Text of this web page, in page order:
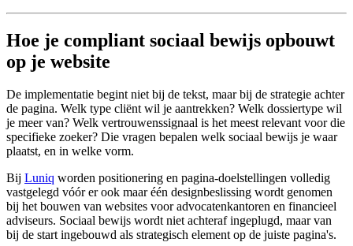
Hoe je compliant sociaal bewijs opbouwt
op je website
De implementatie begint niet bij de tekst, maar bij de strategie achter
de pagina. Welk type cliënt wil je aantrekken? Welk dossiertype wil
je meer van? Welk vertrouwenssignaal is het meest relevant voor die
specifieke zoeker? Die vragen bepalen welk sociaal bewijs je waar
plaatst, en in welke vorm.
Bij Luniq worden positionering en pagina-doelstellingen volledig
vastgelegd vóór er ook maar één designbeslissing wordt genomen
bij het bouwen van websites voor advocatenkantoren en financieel
adviseurs. Sociaal bewijs wordt niet achteraf ingeplugd, maar van
bij de start ingebouwd als strategisch element op de juiste pagina's.